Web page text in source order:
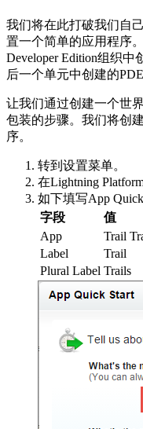
我们将在此打破我们自
置一个简单的应用程序
Developer Edition组织
后一个单元中创建的PDE
让我们通过创建一个世
包装的步骤。我们将创
序。
转到设置菜单。
在Lightning
如下填写App Quick
字段
值
App
Trail
Label
Trail
Plural Label Trails